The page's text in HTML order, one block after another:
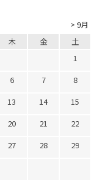
> 9月
木 金
土
1
6 7
8
13 14
15
20 21
22
27 28
29